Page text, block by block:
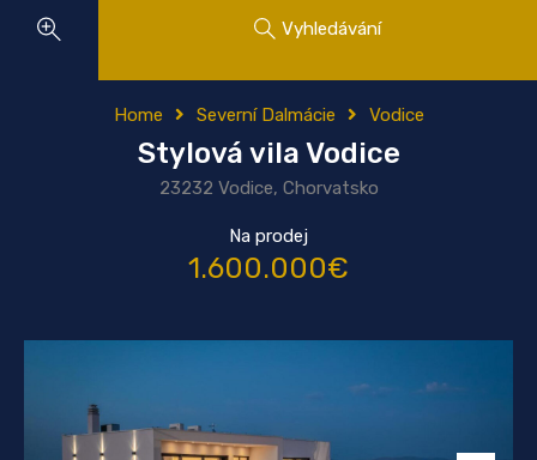
Vyhledávání
Home Severní Dalmácie Vodice
Stylová vila Vodice
23232 Vodice, Chorvatsko
Na prodej
1.600.000€